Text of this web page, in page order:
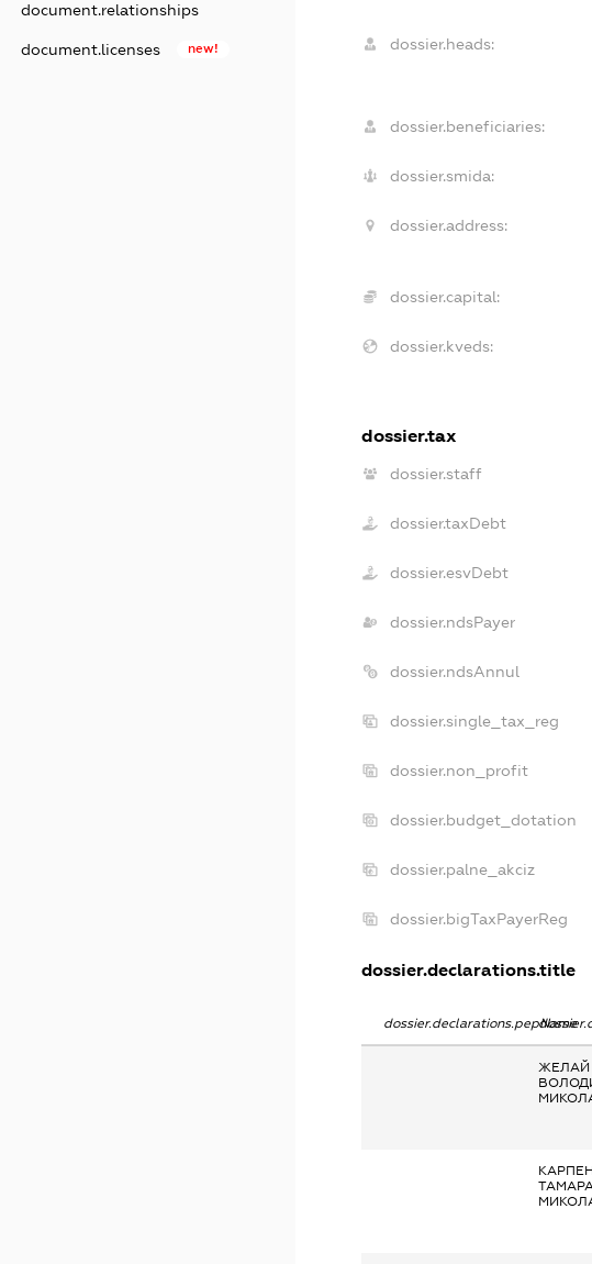
document.relationships
document.licenses new! dossier.heads:
dossier.beneficiaries:
dossier.smida:
dossier.address:
dossier.capital:
dossier.kveds:
dossier.tax
dossier.staff
dossier.taxDebt
dossier.esvDebt
dossier.ndsPayer
dossier.ndsAnnul
dossier.single_tax_reg
dossier.non_profit
dossier.budget_dotation
dossier.palne_akciz
dossier.bigTaxPayerReg
dossier.declarations.title
dossier.declarations.pepName
ЖЕЛАЙ
ТАМАРА